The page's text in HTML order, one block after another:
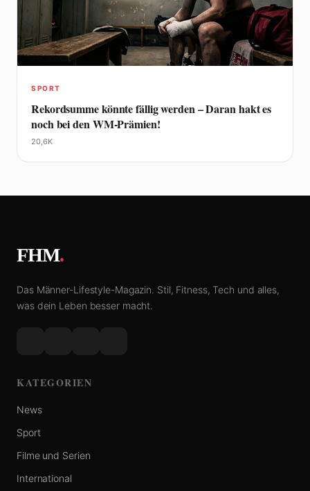
SPORT
Rekordsumme könnte fällig werden – Daran hakt es
noch bei den WM-Prämien!
20,6K
FHM.
Das Männer-Lifestyle-Magazin. Stil, Fitness, Tech und alles,
was dein Leben besser macht.
KATEGORIEN
News
Sport
Filme und Serien
International